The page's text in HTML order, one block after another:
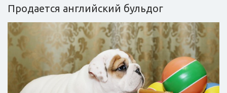
Продается английский бульдог